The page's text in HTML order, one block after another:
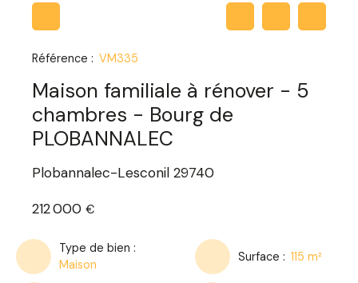
Référence : VM335
Maison familiale à rénover - 5
chambres - Bourg de
PLOBANNALEC
Plobannalec-Lesconil 29740
212 000 €
Type de bien :
Maison
Surface : 115 m²